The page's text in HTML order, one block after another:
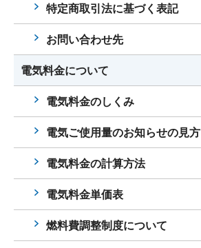
特定商取引法に基づく表記
お問い合わせ先
電気料金について
電気料金のしくみ
電気ご使用量のお知らせの見方
電気料金の計算方法
電気料金単価表
燃料費調整制度について